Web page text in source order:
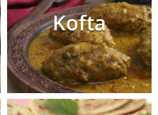
Kofta